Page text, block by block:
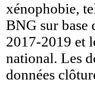
xénophobie,
BNG sur base
2017-2019 et
national. Les
données